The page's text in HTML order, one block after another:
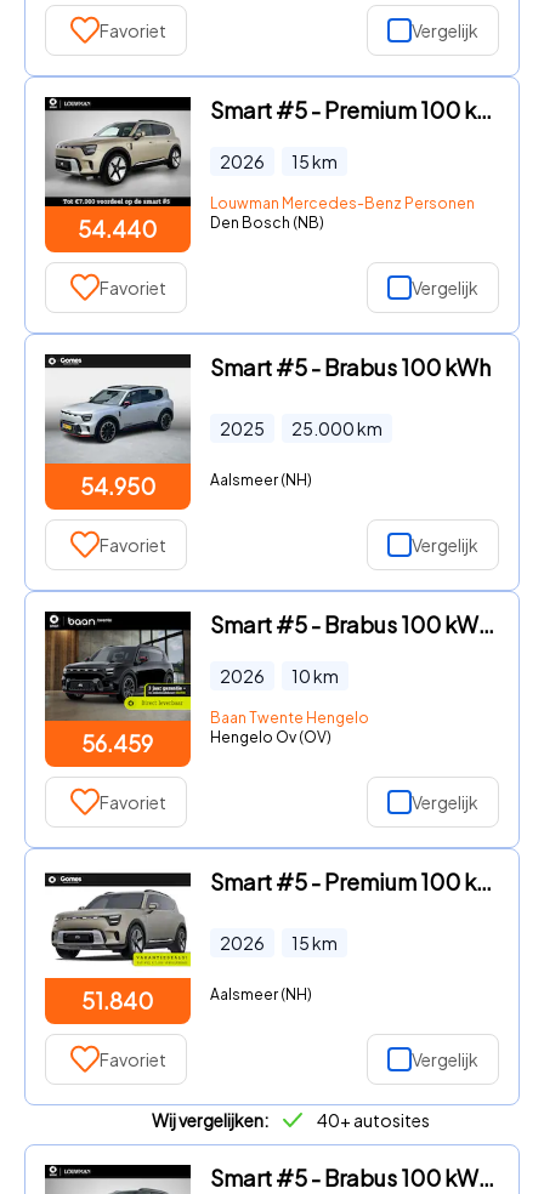
Favoriet Vergelijk
54.440
Smart #5 - Premium 100 kWh | Duoleer | Adapt. cruise control | Sennheis
2026 15km
Louwman Mercedes-Benz Personenwagens
Den Bosch (NB)
Favoriet Vergelijk
54.950
Smart #5 - Brabus 100 kWh
2025 25.000km
Aalsmeer (NH)
Favoriet Vergelijk
56.459
Smart #5 - Brabus 100 kWh | SMART DEALS! | Van € 63.460, - voor € 56.45
2026 10km
Baan Twente Hengelo
Hengelo Ov (OV)
Favoriet Vergelijk
51.840
Smart #5 - Premium 100 kWh VAKANTIE DEALS! | Van € 58.840, - voor € 51.
2026 15km
Aalsmeer (NH)
Favoriet Vergelijk
Wij vergelijken: 40+ autosites
Smart #5 - Brabus 100 kWh | Adapt. cruise control | Panoramisch dak | W